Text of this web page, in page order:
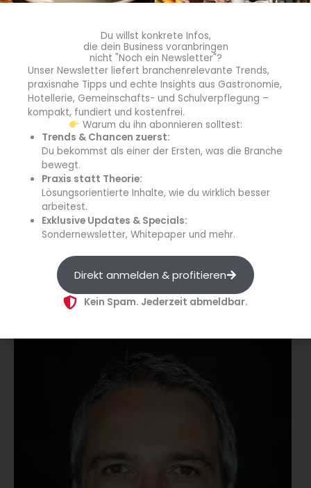
detaillierten Ergebnisreports inkl. Auswertung der
Ergebnisse und der Rücksprache bezüglich Möglichkeiten
und Potenzialen zu Einsparungen.
Im Interview geben sowohlSabrina
im Sachgebiet Ernährung der Stadt Ulm, als auch
von Borstel(s .u.), Geschäftsführender Gesellschafter von
Green Guides, tiefere Einblicke in den Ablauf einer
Abfallmessungdurch Green Guides. Darüber hinaus gibt es
weitere Informationen über erzielte Ergebnisse und
Erfahrungen.
Du willst konkrete Infos,
die dein Business voranbringen
nicht "Noch ein Newsletter"?
Unser Newsletter liefert branchenrelevante Trends,
praxisnahe Tipps und echte Insights aus Gastronomie,
Hotellerie, Gemeinschafts- und Schulverpflegung –
kompakt, fundiert und kostenfrei.
Warum du ihn abonnieren solltest:
Trends & Chancen zuerst:
Du bekommst als einer der Ersten, was die Branche
bewegt.
Praxis statt Theorie:
Lösungsorientierte Inhalte, wie du wirklich besser
arbeitest.
Exklusive Updates & Specials:
Sondernewsletter, Whitepaper und mehr.
Direkt anmelden & profitieren
Kein Spam. Jederzeit abmeldbar.